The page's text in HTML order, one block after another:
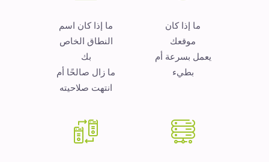
ما إذا كان
موقعك
يعمل بسرعة أم
بطيء
ما إذا كان اسم
النطاق الخاص
بك
ما زال صالحًا أم
انتهت صلاحيته